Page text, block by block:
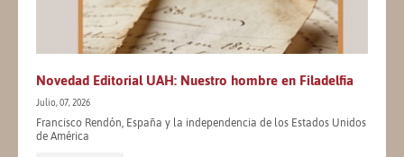
Novedad Editorial UAH: Nuestro hombre en Filadelfia
Julio, 07, 2026
Francisco Rendón, España y la independencia de los Estados Unidos
de América